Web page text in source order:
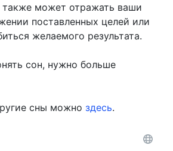
также может отражать ваши
поставленных целей или
желаемого результата.
сон, нужно больше
сны можно здесь.